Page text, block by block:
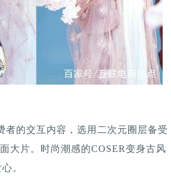
的交互内容，选用二次元圈层备受
大片。时尚潮感的COSER变身古风
。